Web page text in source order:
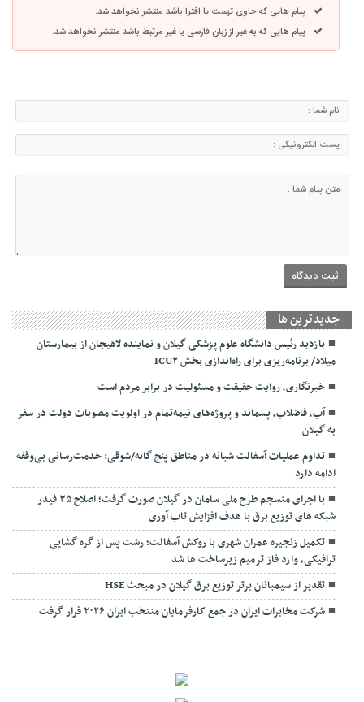
پیام هایی که حاوی تهمت یا افترا باشد منتشر نخواهد شد.
پیام هایی که به غیر از زبان فارسی یا غیر مرتبط باشد منتشر نخواهد شد.
جديدترين ها
بازدید رئیس دانشگاه علوم پزشکی گیلان و نماینده لاهیجان از بیمارستان
میلاد/ برنامه‌ریزی برای راه‌اندازی بخش ICU۲
خبرنگاری، روایت حقیقت و مسئولیت‌ در برابر مردم است
آب، فاضلاب، پسماند و پروژه‌های نیمه‌تمام در اولویت مصوبات دولت در سفر
به گیلان
تداوم عملیات آسفالت‌ شبانه در مناطق پنج گانه/شوقی: خدمت‌رسانی بی‌وقفه
ادامه دارد
با اجرای منسجم طرح ملی سامان در گیلان صورت گرفت؛ اصلاح ۳۵ فیدر
شبکه های توزیع برق با هدف افزایش تاب آوری
تکمیل زنجیره عمران شهری با روکش آسفالت؛ رشت پس از گره گشایی
ترافیکی، وارد فاز ترمیم زیرساخت ها شد
تقدیر از سیمبانان برتر توزیع برق گیلان در مبحث HSE
شرکت مخابرات ایران در جمع کارفرمایان منتخب ایران ۲۰۲۶ قرار گرفت